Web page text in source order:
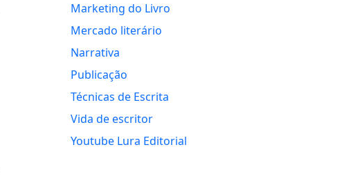
Marketing do Livro
Mercado literário
Narrativa
Publicação
Técnicas de Escrita
Vida de escritor
Youtube Lura Editorial